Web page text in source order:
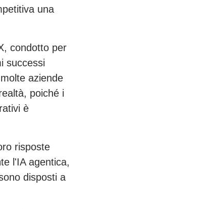
una
condotto per
successi
aziende
poiché i
è
risposte
l'IA agentica,
disposti a